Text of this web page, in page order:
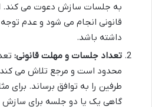
به جلسات سازش دعوت می کند.
قانونی انجام می شود و عدم
داشته باشد.
تعداد جلسات و مهلت قانونی:
محدود است و مرجع تلاش می
طرفین را به توافق برساند. برای
گاهی یک یا دو جلسه برای سازش